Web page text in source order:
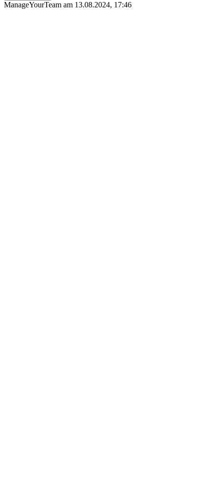
ManageYourTeam am 13.08.2024, 17:46